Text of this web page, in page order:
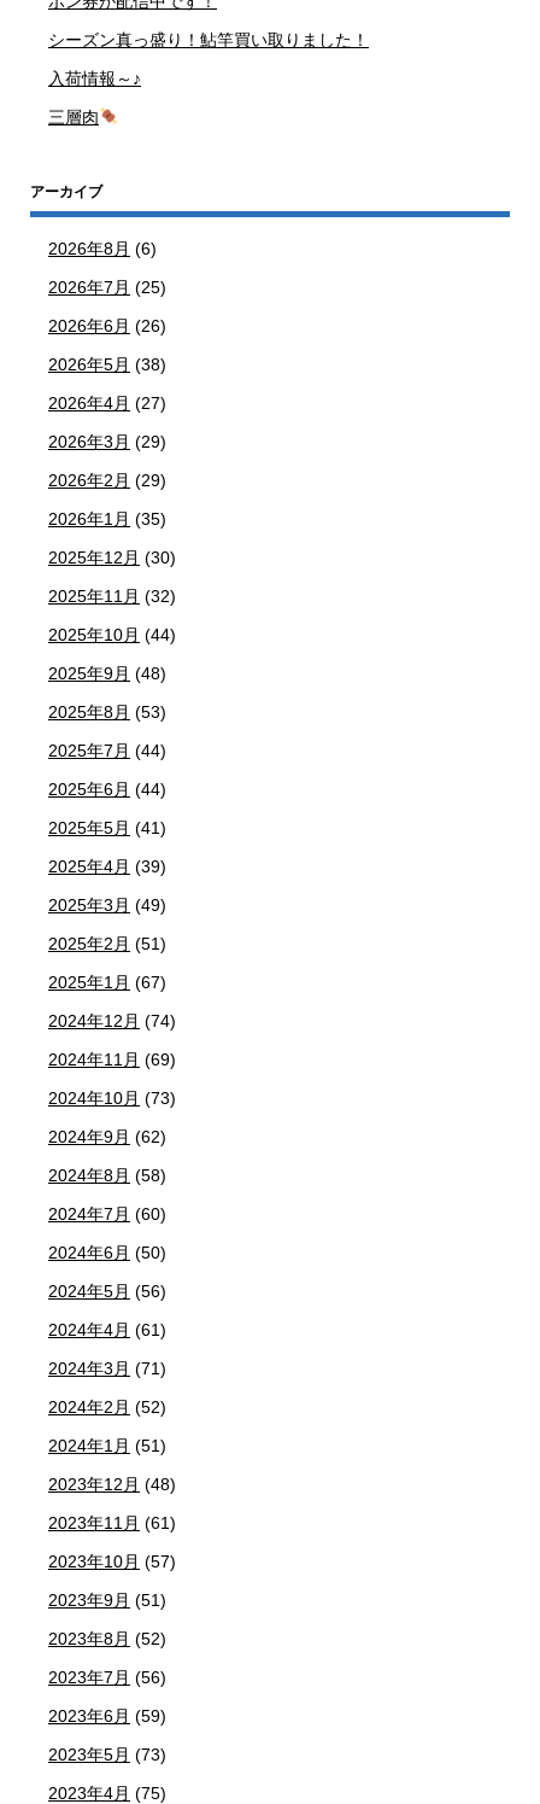
シーズン真っ盛り！鮎竿買い取りました！
入荷情報～♪
三層肉
アーカイブ
2026年8月 (6)
2026年7月 (25)
2026年6月 (26)
2026年5月 (38)
2026年4月 (27)
2026年3月 (29)
2026年2月 (29)
2026年1月 (35)
2025年12月 (30)
2025年11月 (32)
2025年10月 (44)
2025年9月 (48)
2025年8月 (53)
2025年7月 (44)
2025年6月 (44)
2025年5月 (41)
2025年4月 (39)
2025年3月 (49)
2025年2月 (51)
2025年1月 (67)
2024年12月 (74)
2024年11月 (69)
2024年10月 (73)
2024年9月 (62)
2024年8月 (58)
2024年7月 (60)
2024年6月 (50)
2024年5月 (56)
2024年4月 (61)
2024年3月 (71)
2024年2月 (52)
2024年1月 (51)
2023年12月 (48)
2023年11月 (61)
2023年10月 (57)
2023年9月 (51)
2023年8月 (52)
2023年7月 (56)
2023年6月 (59)
2023年5月 (73)
2023年4月 (75)